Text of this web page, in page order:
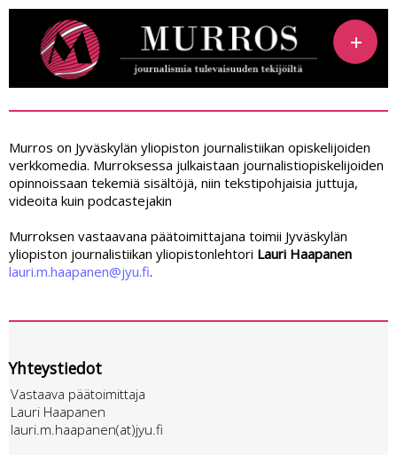
Murros on Jyväskylän yliopiston journalistiikan opiskelijoiden
verkkomedia. Murroksessa julkaistaan journalistiopiskelijoiden
opinnoissaan tekemiä sisältöjä, niin tekstipohjaisia juttuja,
videoita kuin podcastejakin
Murroksen vastaavana päätoimittajana toimii Jyväskylän
yliopiston journalistiikan yliopistonlehtori Lauri Haapanen
lauri.m.haapanen@jyu.fi.
Yhteystiedot
Vastaava päätoimittaja
Lauri Haapanen
lauri.m.haapanen(at)jyu.fi